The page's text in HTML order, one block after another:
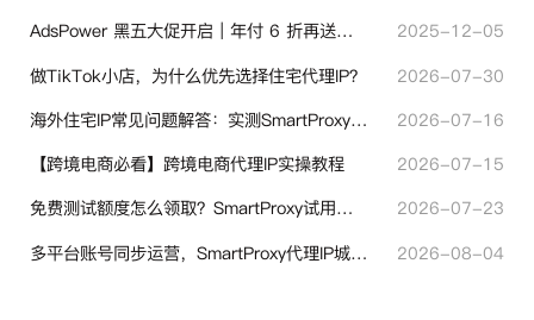
AdsPower 黑五大促开启｜年付 6 折再送半年＋豪礼抽奖
2025-12-05
做TikTok小店，为什么优先选择住宅代理IP？
2026-07-30
海外住宅IP常见问题解答：实测SmartProxy使用经验分享
2026-07-16
【跨境电商必看】跨境电商代理IP实操教程
2026-07-15
免费测试额度怎么领取？SmartProxy试用产品完整体验指引
2026-07-23
多平台账号同步运营，SmartProxy代理IP城市定位功能有哪些实用价值
2026-08-04